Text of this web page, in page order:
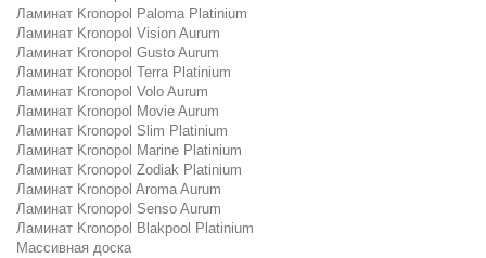
Ламинат Kronopol Paloma Platinium
Ламинат Kronopol Vision Aurum
Ламинат Kronopol Gusto Aurum
Ламинат Kronopol Terra Platinium
Ламинат Kronopol Volo Aurum
Ламинат Kronopol Movie Aurum
Ламинат Kronopol Slim Platinium
Ламинат Kronopol Marine Platinium
Ламинат Kronopol Zodiak Platinium
Ламинат Kronopol Aroma Aurum
Ламинат Kronopol Senso Aurum
Ламинат Kronopol Blakpool Platinium
Массивная доска